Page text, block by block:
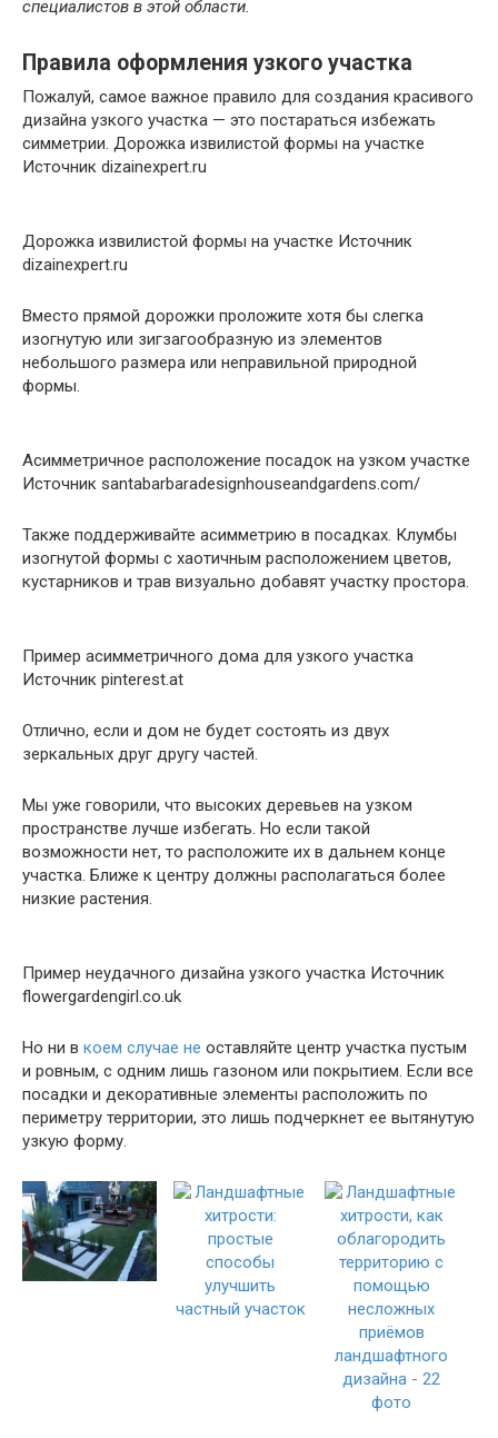
специалистов в этой области.
Правила оформления узкого участка
Пожалуй, самое важное правило для создания красивого
дизайна узкого участка — это постараться избежать
симметрии. Дорожка извилистой формы на участке
Источник dizainexpert.ru
Дорожка извилистой формы на участке Источник
dizainexpert.ru
Вместо прямой дорожки проложите хотя бы слегка
изогнутую или зигзагообразную из элементов
небольшого размера или неправильной природной
формы.
Асимметричное расположение посадок на узком участке
Источник santabarbaradesignhouseandgardens.com/
Также поддерживайте асимметрию в посадках. Клумбы
изогнутой формы с хаотичным расположением цветов,
кустарников и трав визуально добавят участку простора.
Пример асимметричного дома для узкого участка
Источник pinterest.at
Отлично, если и дом не будет состоять из двух
зеркальных друг другу частей.
Мы уже говорили, что высоких деревьев на узком
пространстве лучше избегать. Но если такой
возможности нет, то расположите их в дальнем конце
участка. Ближе к центру должны располагаться более
низкие растения.
Пример неудачного дизайна узкого участка Источник
flowergardengirl.co.uk
Но ни в коем случае не оставляйте центр участка пустым
и ровным, с одним лишь газоном или покрытием. Если все
посадки и декоративные элементы расположить по
периметру территории, это лишь подчеркнет ее вытянутую
узкую форму.